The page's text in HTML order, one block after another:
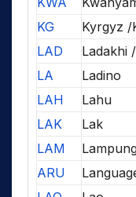
KG
Kyrgyz /
LAD
Ladakhi
LA
Ladino
LAH
Lahu
LAK
Lak
LAM
ARU